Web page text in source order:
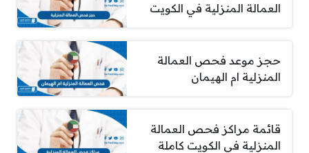
العمالة المنزلية في الكويت
حجز موعد فحص العمالة
المنزلية ام الهيمان
قائمة مراكز فحص العمالة
المنزلية في الكويت كاملة